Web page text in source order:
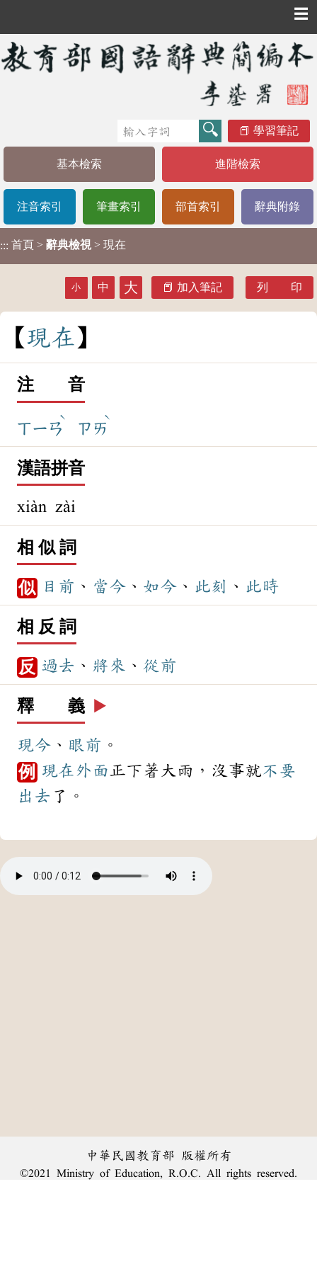
☰
學習筆記
基本檢索 進階檢索
注音索引 筆畫索引 部首索引 辭典附錄
::: 首頁 > 辭典檢視 > 現在
小 中 大 加入筆記 列 印
現在
注 音
ㄒㄧㄢ
ˋ
ㄗㄞ
ˋ
漢語拼音
xiàn zài
相 似 詞
似 目前 、 當今、 如今、 此刻 、 此時
相 反 詞
反 過去 、 將來 、 從前
釋 義 ▶️
現今 、 眼前 。
例 現在 外面正下著大雨，沒事就不要
出去 了。
中華民國教育部 版權所有
©2021 Ministry of Education, R.O.C. All rights reserved.